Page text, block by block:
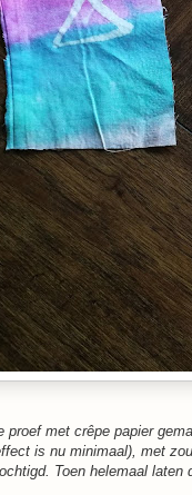
proef met crêpe papier
is nu minimaal), met
Toen helemaal laten